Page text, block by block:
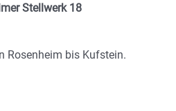
Stellwerk 18
Rosenheim bis Kufstein.